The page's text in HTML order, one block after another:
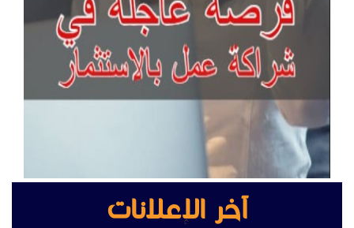
آخر الإعلانات
مقوي شبكة واي فاي